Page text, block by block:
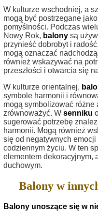
W kulturze wschodniej, a
mogą być postrzegane
pomyślności. Podczas
Nowy Rok, balony są
przynieść dobrobyt i
mogą oznaczać
również wskazywać na
przeszłości i otwarcia się
W kulturze orientalnej,
symbole harmonii i
mogą symbolizować różne
zrównoważyć. W senniku
sugerować potrzebę
harmonii. Mogą również
się od negatywnych
codziennym życiu. W ten
elementem dekoracyjnym,
duchowym.
Balony w
Balony unoszące się w